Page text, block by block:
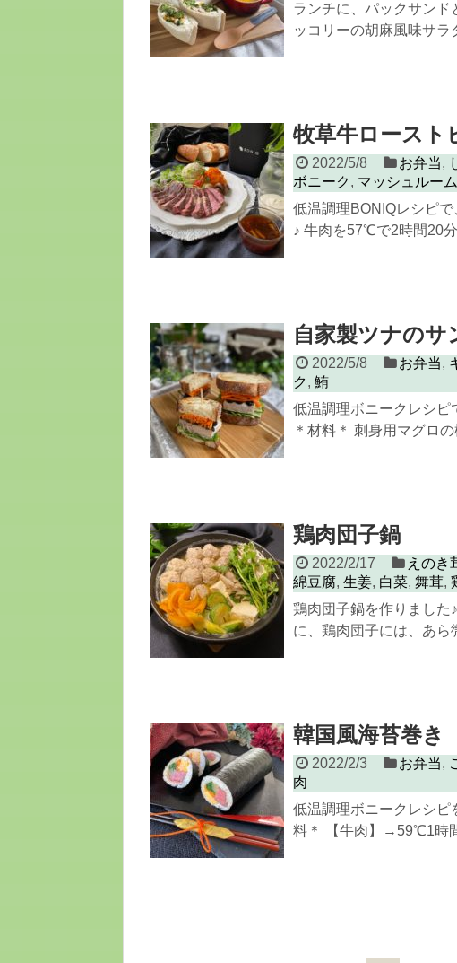
ランチに、パックサンド
ッコリーの胡麻風味サラ
牧草牛ロースト
2022/5/8 お弁当,
ボニーク, マッシュルーム
低温調理BONIQレシピ
♪ 牛肉を57℃で2時間20
自家製ツナのサ
2022/5/8 お弁当,
ク, 鮪
低温調理ボニークレシピ
＊材料＊ 刺身用マグロ
鶏肉団子鍋
2022/2/17 えのき
綿豆腐, 生姜, 白菜, 舞茸,
鶏肉団子鍋を作りました
に、鶏肉団子には、あら
韓国風海苔巻き
2022/2/3 お弁当,
肉
低温調理ボニークレシ
料＊ 【牛肉】→59℃1時